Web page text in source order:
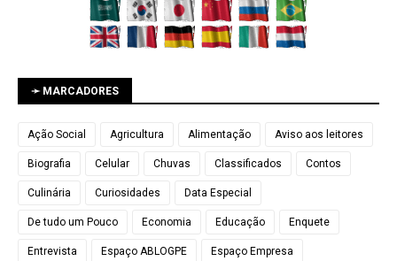
➛ MARCADORES
Ação Social Agricultura Alimentação Aviso aos leitores
Biografia Celular Chuvas Classificados Contos
Culinária Curiosidades Data Especial
De tudo um Pouco Economia Educação Enquete
Entrevista Espaço ABLOGPE Espaço Empresa